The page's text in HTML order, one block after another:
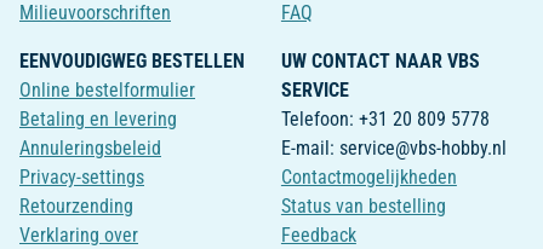
Milieuvoorschriften
FAQ
EENVOUDIGWEG BESTELLEN
Online bestelformulier
Betaling en levering
Annuleringsbeleid
Privacy-settings
Retourzending
Verklaring over
UW CONTACT NAAR VBS
SERVICE
Telefoon: +31 20 809 5778
E-mail: service@vbs-hobby.nl
Contactmogelijkheden
Status van bestelling
Feedback